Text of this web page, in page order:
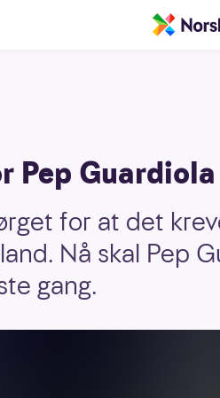
Pep
for at det
Nå skal Pep
gang.